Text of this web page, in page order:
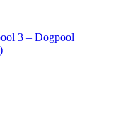
3 – Dogpool